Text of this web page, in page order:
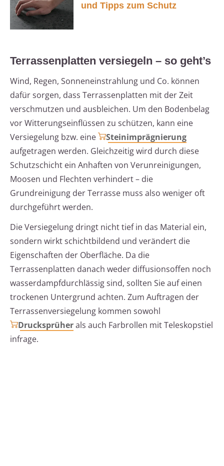
und Tipps zum Schutz
Terrassenplatten versiegeln – so geht’s
Wind, Regen, Sonneneinstrahlung und Co. können
dafür sorgen, dass Terrassenplatten mit der Zeit
verschmutzen und ausbleichen. Um den Bodenbelag
vor Witterungseinflüssen zu schützen, kann eine
Versiegelung bzw. eine
Steinimprägnierung
aufgetragen werden. Gleichzeitig wird durch diese
Schutzschicht ein Anhaften von Verunreinigungen,
Moosen und Flechten verhindert – die
Grundreinigung der Terrasse muss also weniger oft
durchgeführt werden.
Die Versiegelung dringt nicht tief in das Material ein,
sondern wirkt schichtbildend und verändert die
Eigenschaften der Oberfläche. Da die
Terrassenplatten danach weder diffusionsoffen noch
wasserdampfdurchlässig sind, sollten Sie auf einen
trockenen Untergrund achten. Zum Auftragen der
Terrassenversiegelung kommen sowohl
Drucksprüherals auch Farbrollen mit Teleskopstiel
infrage.